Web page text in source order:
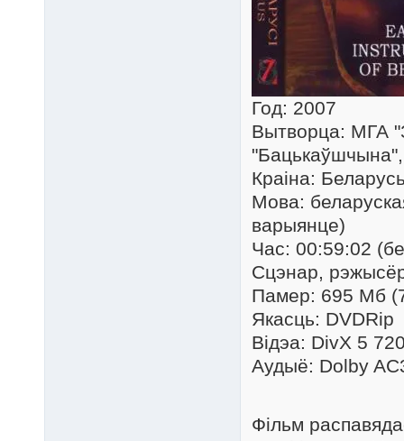
Год: 2007
Вытворца: МГА
Краіна:
Мова:
варыянце)
Час: 00:59:02
Сцэнар,
Памер: 695 Мб
Якасць: DVDRip
Відэа: DivX 5
Аудыё: Dolby
Фільм